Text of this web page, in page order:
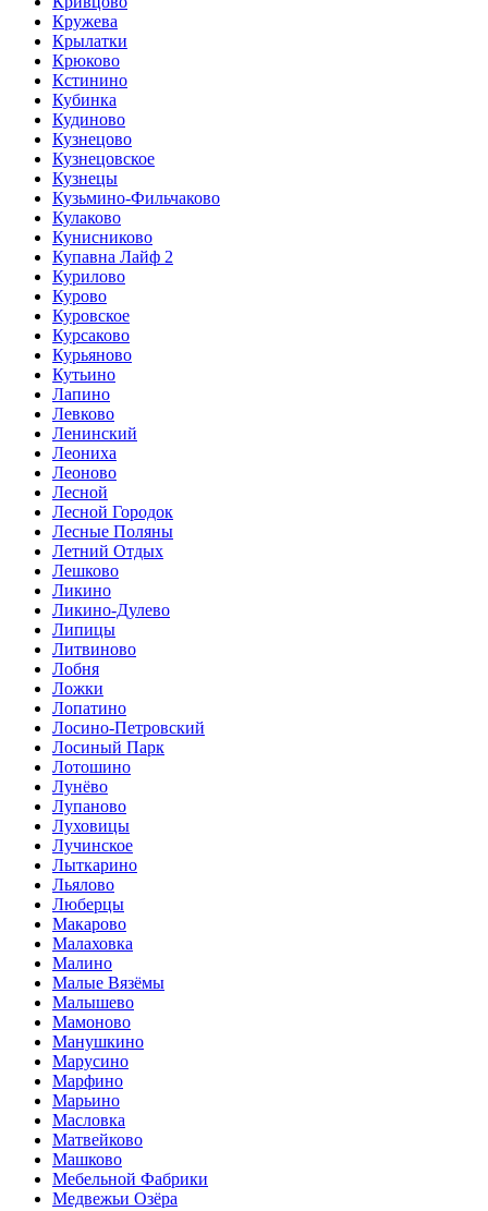
Кружева
Крылатки
Крюково
Кстинино
Кубинка
Кудиново
Кузнецово
Кузнецовское
Кузнецы
Кузьмино-Фильчаково
Кулаково
Кунисниково
Купавна Лайф 2
Курилово
Курово
Куровское
Курсаково
Курьяново
Кутьино
Лапино
Левково
Ленинский
Леониха
Леоново
Лесной
Лесной Городок
Лесные Поляны
Летний Отдых
Лешково
Ликино
Ликино-Дулево
Липицы
Литвиново
Лобня
Ложки
Лопатино
Лосино-Петровский
Лосиный Парк
Лотошино
Лунёво
Лупаново
Луховицы
Лучинское
Лыткарино
Льялово
Люберцы
Макарово
Малаховка
Малино
Малые Вязёмы
Малышево
Мамоново
Манушкино
Марусино
Марфино
Марьино
Масловка
Матвейково
Машково
Мебельной Фабрики
Медвежьи Озёра